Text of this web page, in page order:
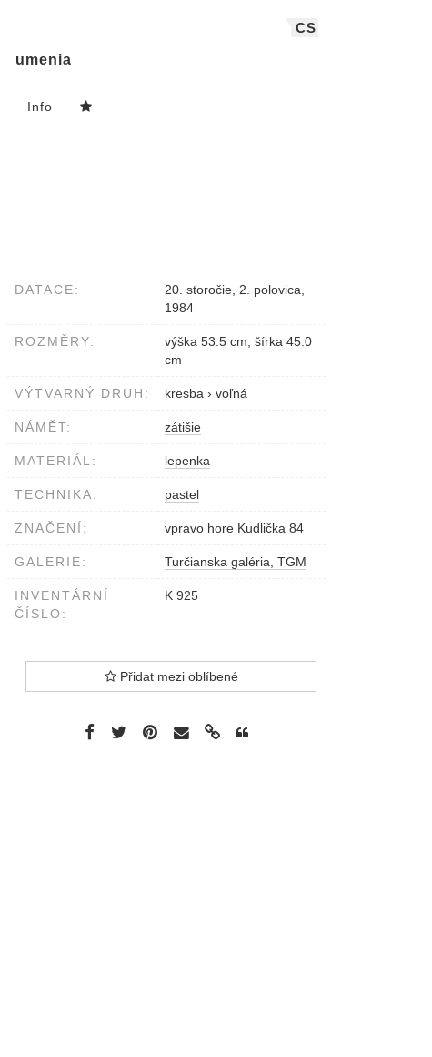
CS
umenia
Info
DATACE:
20. storočie, 2. polovica,
1984
ROZMĚRY:
výška 53.5 cm, šírka 45.0
cm
VÝTVARNÝ DRUH: kresba › voľná
NÁMĚT: zátišie
MATERIÁL: lepenka
TECHNIKA: pastel
ZNAČENÍ: vpravo hore Kudlička 84
GALERIE: Turčianska galéria, TGM
INVENTÁRNÍ
ČÍSLO:
K 925
Přidat mezi oblíbené